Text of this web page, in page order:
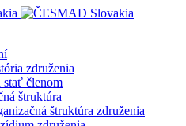
združenia
stať členom
štruktúra
štruktúra združenia